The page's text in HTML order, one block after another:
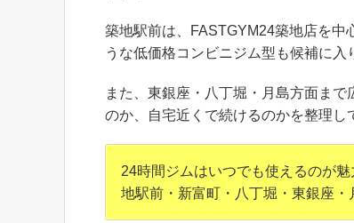
築地駅前は、FASTGYM24築地店を中
うな低価格コンビニジム型も候補に入
また、東銀座・八丁堀・月島方面ま
のか、自宅近くで続けるのかを整理し
24時間ジムはいつでも使えるのが
地駅前・新富町・八丁堀・東銀座・